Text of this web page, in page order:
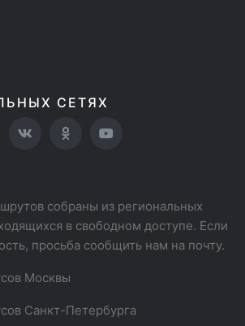
СЕТЯХ
собраны из региональных
в свободном доступе. Если
просьба сообщить нам на почту.
Москвы
Санкт-Петербурга